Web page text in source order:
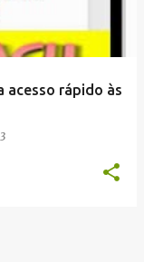
acesso rápido às